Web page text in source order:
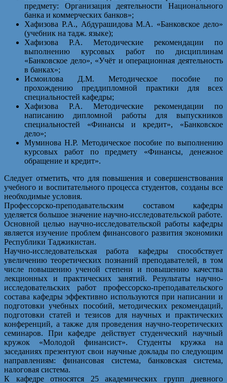
предмету: Организация деятельности Национального
банка и коммерческих банков»;
Хафизова Р.А., Абдурашидова М.А. «Банковское дело»
(учебник на тадж. языке);
Хафизова Р.А. Методические рекомендации по
выполнению курсовых работ по дисциплинам
«Банковское дело», «Учёт и операционная деятельность
в банках»;
Исмоилова Д.М. Методическое пособие по
прохождению преддипломной практики для всех
специальностей кафедры;
Хафизова Р.А. Методические рекомендации по
написанию дипломной работы для выпускников
специальностей «Финансы и кредит», «Банковское
дело»;
Муминова Н.Р. Методическое пособие по выполнению
курсовых работ по предмету «Финансы, денежное
обращение и кредит».
Следует отметить, что для повышения и совершенствования
учебного и воспитательного процесса студентов, созданы все
необходимые условия.
Профессорско-преподавательским составом кафедры
уделяется большое значение научно-исследовательской работе.
Основной целью научно-исследовательской работы кафедры
является изучение проблем финансового развития экономики
Республики Таджикистан.
Научно-исследовательская работа кафедры способствует
увеличению теоретических познаний преподавателей, в том
числе повышению ученой степени и повышению качества
лекционных и практических занятий. Результаты научно-
исследовательских работ профессорско-преподавательского
состава кафедры эффективно используются при написании и
подготовки учебных пособий, методических рекомендаций,
подготовки статей и тезисов для научных и практических
конференций, а также для проведения научно-теоретических
семинаров. При кафедре действует студенческий научный
кружок «Молодой финансист». Студенты кружка на
заседаниях презентуют свои научные доклады по следующим
направлениям: финансовая система, банковская система,
налоговая система.
К кафедре относятся 25 академических групп дневного